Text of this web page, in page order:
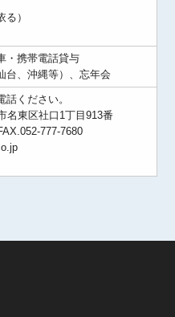
る）
・携帯電話貸与
台、沖縄等）、忘年会
話ください。
東区社口1丁目913番
777-7680